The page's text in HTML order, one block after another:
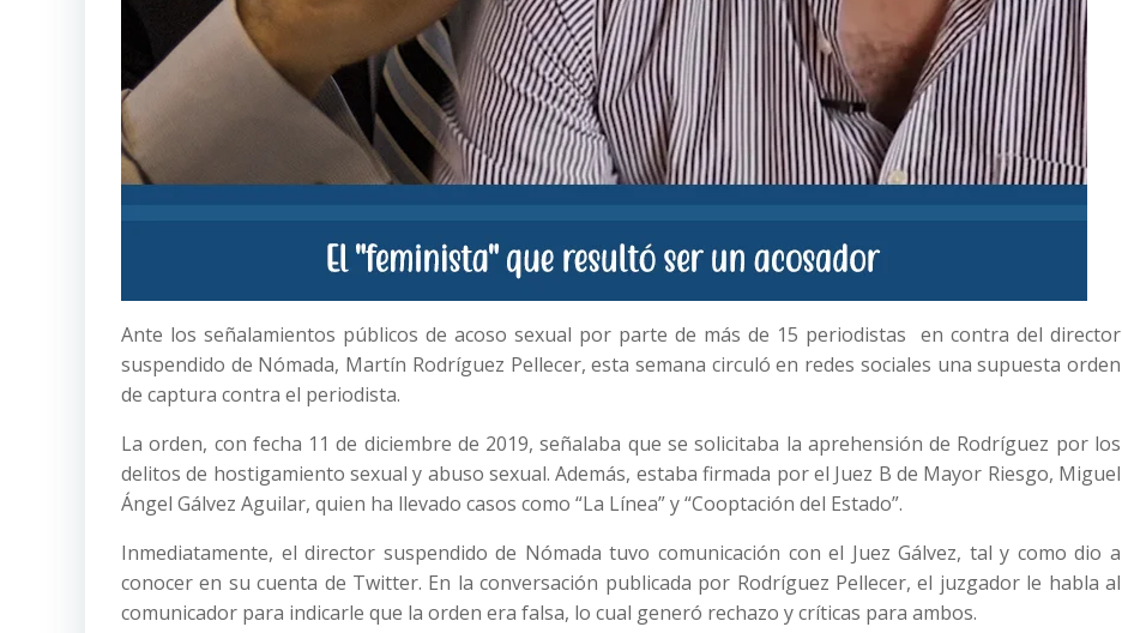
Ante los señalamientos públicos de acoso sexual por parte de más de 15 periodistas en contra del director
suspendido de Nómada, Martín Rodríguez Pellecer, esta semana circuló en redes sociales una supuesta orden
de captura contra el periodista.
La orden, con fecha 11 de diciembre de 2019, señalaba que se solicitaba la aprehensión de Rodríguez por los
delitos de hostigamiento sexual y abuso sexual. Además, estaba firmada por el Juez B de Mayor Riesgo, Miguel
Ángel Gálvez Aguilar, quien ha llevado casos como “La Línea” y “Cooptación del Estado”.
Inmediatamente, el director suspendido de Nómada tuvo comunicación con el Juez Gálvez, tal y como dio a
conocer en su cuenta de Twitter. En la conversación publicada por Rodríguez Pellecer, el juzgador le habla al
comunicador para indicarle que la orden era falsa, lo cual generó rechazo y críticas para ambos.